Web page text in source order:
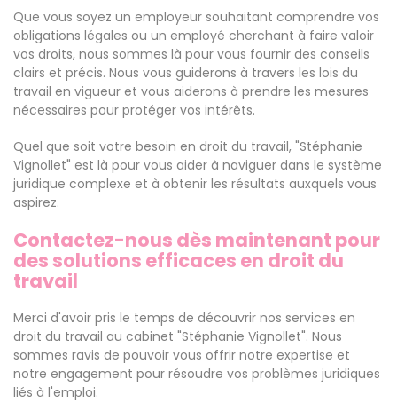
Que vous soyez un employeur souhaitant comprendre vos
obligations légales ou un employé cherchant à faire valoir
vos droits, nous sommes là pour vous fournir des conseils
clairs et précis. Nous vous guiderons à travers les lois du
travail en vigueur et vous aiderons à prendre les mesures
nécessaires pour protéger vos intérêts.
Quel que soit votre besoin en droit du travail, "Stéphanie
Vignollet" est là pour vous aider à naviguer dans le système
juridique complexe et à obtenir les résultats auxquels vous
aspirez.
Contactez-nous dès maintenant pour
des solutions efficaces en droit du
travail
Merci d'avoir pris le temps de découvrir nos services en
droit du travail au cabinet "Stéphanie Vignollet". Nous
sommes ravis de pouvoir vous offrir notre expertise et
notre engagement pour résoudre vos problèmes juridiques
liés à l'emploi.